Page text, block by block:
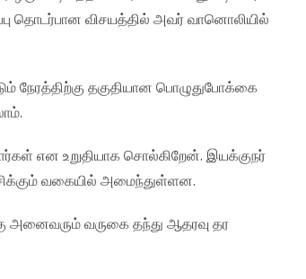
தொடர்பான விசயத்தில் அவர் வானொலியில்
தகுதியான பொழுதுபோக்கை
என உறுதியாக சொல்கிறேன். இயக்குநர்
வகையில் அமைந்துள்ளன.
அனைவரும் வருகை தந்து ஆதரவு தர